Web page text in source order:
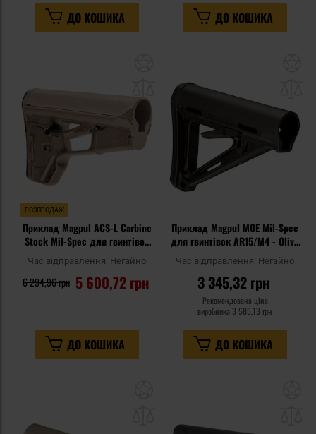
ДО КОШИКА ДО КОШИКА
списку
уподобань
РОЗПРОДАЖ
Приклад Magpul ACS-L Carbine
Stock Mil-Spec для гвинтівок
AR15/M4 - Flat Dark Earth
Час відправлення: Негайно
5 600,72 грн
6 294,96 грн
ДО КОШИКА
Приклад Magpul MOE Mil-Spec
для гвинтівок AR15/M4 - Olive
Час відправлення: Негайно
3 345,32 грн
Рекомендована ціна
виробника 3 585,13 грн
ДО КОШИКА
списку